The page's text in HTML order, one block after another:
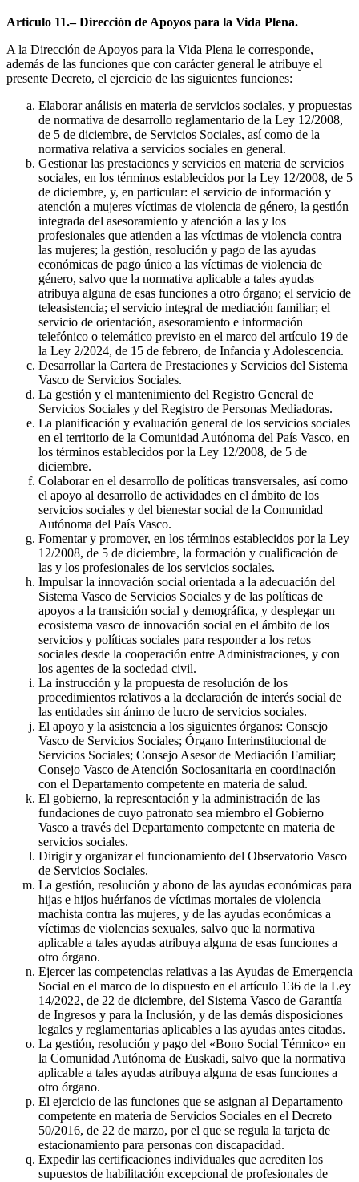
Articulo 11.– Dirección de Apoyos para la Vida Plena.
A la Dirección de Apoyos para la Vida Plena le corresponde,
además de las funciones que con carácter general le atribuye el
presente Decreto, el ejercicio de las siguientes funciones:
Elaborar análisis en materia de servicios sociales, y propuestas
de normativa de desarrollo reglamentario de la Ley 12/2008,
de 5 de diciembre, de Servicios Sociales, así como de la
normativa relativa a servicios sociales en general.
Gestionar las prestaciones y servicios en materia de servicios
sociales, en los términos establecidos por la Ley 12/2008, de 5
de diciembre, y, en particular: el servicio de información y
atención a mujeres víctimas de violencia de género, la gestión
integrada del asesoramiento y atención a las y los
profesionales que atienden a las víctimas de violencia contra
las mujeres; la gestión, resolución y pago de las ayudas
económicas de pago único a las víctimas de violencia de
género, salvo que la normativa aplicable a tales ayudas
atribuya alguna de esas funciones a otro órgano; el servicio de
teleasistencia; el servicio integral de mediación familiar; el
servicio de orientación, asesoramiento e información
telefónico o telemático previsto en el marco del artículo 19 de
la Ley 2/2024, de 15 de febrero, de Infancia y Adolescencia.
Desarrollar la Cartera de Prestaciones y Servicios del Sistema
Vasco de Servicios Sociales.
La gestión y el mantenimiento del Registro General de
Servicios Sociales y del Registro de Personas Mediadoras.
La planificación y evaluación general de los servicios sociales
en el territorio de la Comunidad Autónoma del País Vasco, en
los términos establecidos por la Ley 12/2008, de 5 de
diciembre.
Colaborar en el desarrollo de políticas transversales, así como
el apoyo al desarrollo de actividades en el ámbito de los
servicios sociales y del bienestar social de la Comunidad
Autónoma del País Vasco.
Fomentar y promover, en los términos establecidos por la Ley
12/2008, de 5 de diciembre, la formación y cualificación de
las y los profesionales de los servicios sociales.
Impulsar la innovación social orientada a la adecuación del
Sistema Vasco de Servicios Sociales y de las políticas de
apoyos a la transición social y demográfica, y desplegar un
ecosistema vasco de innovación social en el ámbito de los
servicios y políticas sociales para responder a los retos
sociales desde la cooperación entre Administraciones, y con
los agentes de la sociedad civil.
La instrucción y la propuesta de resolución de los
procedimientos relativos a la declaración de interés social de
las entidades sin ánimo de lucro de servicios sociales.
El apoyo y la asistencia a los siguientes órganos: Consejo
Vasco de Servicios Sociales; Órgano Interinstitucional de
Servicios Sociales; Consejo Asesor de Mediación Familiar;
Consejo Vasco de Atención Sociosanitaria en coordinación
con el Departamento competente en materia de salud.
El gobierno, la representación y la administración de las
fundaciones de cuyo patronato sea miembro el Gobierno
Vasco a través del Departamento competente en materia de
servicios sociales.
Dirigir y organizar el funcionamiento del Observatorio Vasco
de Servicios Sociales.
La gestión, resolución y abono de las ayudas económicas para
hijas e hijos huérfanos de víctimas mortales de violencia
machista contra las mujeres, y de las ayudas económicas a
víctimas de violencias sexuales, salvo que la normativa
aplicable a tales ayudas atribuya alguna de esas funciones a
otro órgano.
Ejercer las competencias relativas a las Ayudas de Emergencia
Social en el marco de lo dispuesto en el artículo 136 de la Ley
14/2022, de 22 de diciembre, del Sistema Vasco de Garantía
de Ingresos y para la Inclusión, y de las demás disposiciones
legales y reglamentarias aplicables a las ayudas antes citadas.
La gestión, resolución y pago del «Bono Social Térmico» en
la Comunidad Autónoma de Euskadi, salvo que la normativa
aplicable a tales ayudas atribuya alguna de esas funciones a
otro órgano.
El ejercicio de las funciones que se asignan al Departamento
competente en materia de Servicios Sociales en el Decreto
50/2016, de 22 de marzo, por el que se regula la tarjeta de
estacionamiento para personas con discapacidad.
Expedir las certificaciones individuales que acrediten los
supuestos de habilitación excepcional de profesionales de